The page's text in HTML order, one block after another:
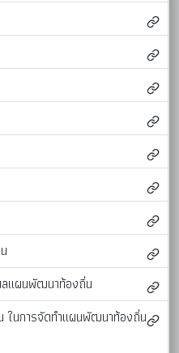
ลแผนพัฒนาท้องถิ่น
ในการจัดทำแผนพัฒนาท้องถิ่น